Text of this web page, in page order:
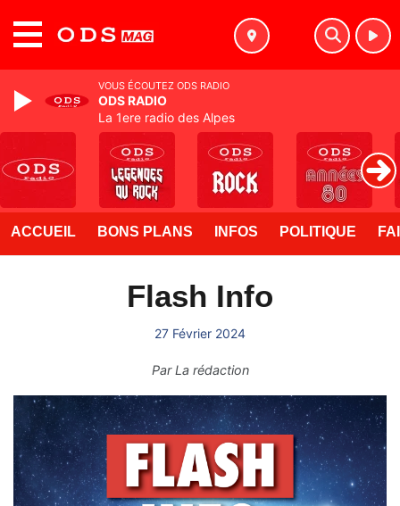
ACCUEIL BONS PLANS INFOS POLITIQUE
Flash Info
27 Février 2024
ParLa rédaction
VOUS ÉCOUTEZ ODS RADIO
ODS RADIO
La 1ere radio des Alpes